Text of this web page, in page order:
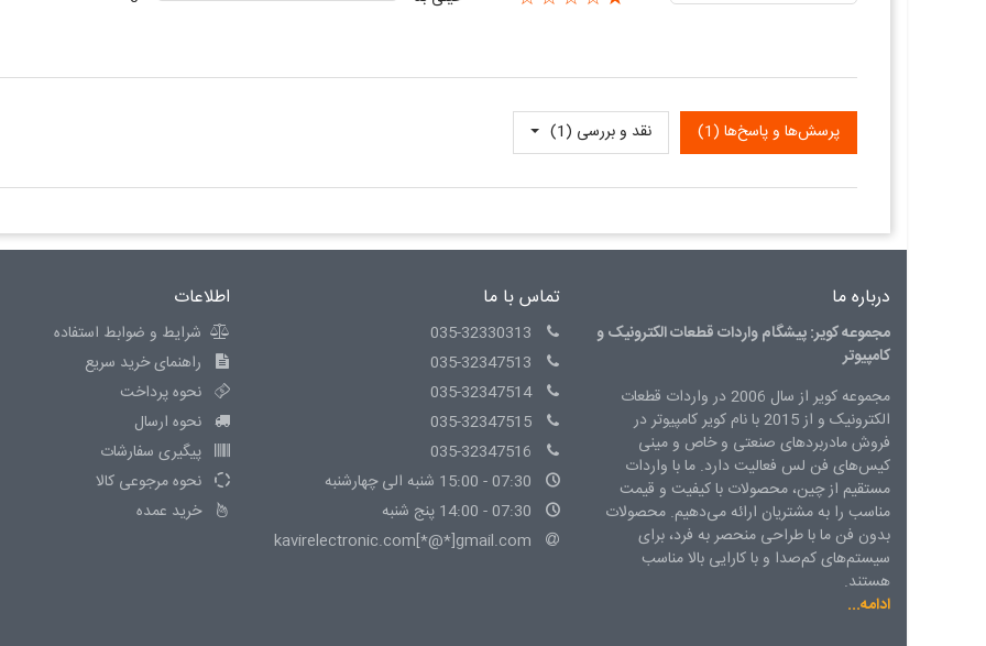
نقد و بررسی‌‌ (1) پرسش‌ها و پاسخ‌ها (1)
درباره ما
مجموعه کویر: پیشگام واردات قطعات الکترونیک و
کامپیوتر
مجموعه کویر از سال 2006 در واردات قطعات
الکترونیک و از 2015 با نام کویر کامپیوتر در
فروش مادربردهای صنعتی و خاص و مینی
کیس‌های فن لس فعالیت دارد. ما با واردات
مستقیم از چین، محصولات با کیفیت و قیمت
مناسب را به مشتریان ارائه می‌دهیم. محصولات
بدون فن ما با طراحی منحصر به فرد، برای
سیستم‌های کم‌صدا و با کارایی بالا مناسب
هستند.
ادامه...
تماس با ما
035-32330313
035-32347513
035-32347514
035-32347515
035-32347516
07:30 - 15:00 شنبه الی چهارشنبه
07:30 - 14:00 پنج شنبه
kavirelectronic.com[*@*]gmail.com
اطلاعات
شرایط و ضوابط استفاده
راهنمای خرید سریع
نحوه پرداخت
نحوه ارسال
پیگیری سفارشات
نحوه مرجوعی کالا
خرید عمده